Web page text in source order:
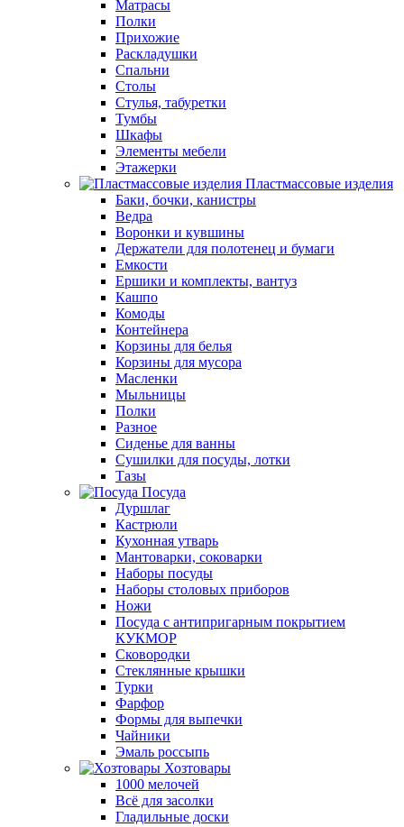
Матрасы
Полки
Прихожие
Раскладушки
Спальни
Столы
Стулья, табуретки
Тумбы
Шкафы
Элементы мебели
Этажерки
Пластмассовые изделия
Баки, бочки, канистры
Ведра
Воронки и кувшины
Держатели для полотенец и бумаги
Емкости
Ершики и комплекты, вантуз
Кашпо
Комоды
Контейнера
Корзины для белья
Корзины для мусора
Масленки
Мыльницы
Полки
Разное
Сиденье для ванны
Сушилки для посуды, лотки
Тазы
Посуда
Дуршлаг
Кастрюли
Кухонная утварь
Мантоварки, соковарки
Наборы посуды
Наборы столовых приборов
Ножи
Посуда с антипригарным покрытием
КУКМОР
Сковородки
Стеклянные крышки
Турки
Фарфор
Формы для выпечки
Чайники
Эмаль россыпь
Хозтовары
1000 мелочей
Всё для засолки
Гладильные доски